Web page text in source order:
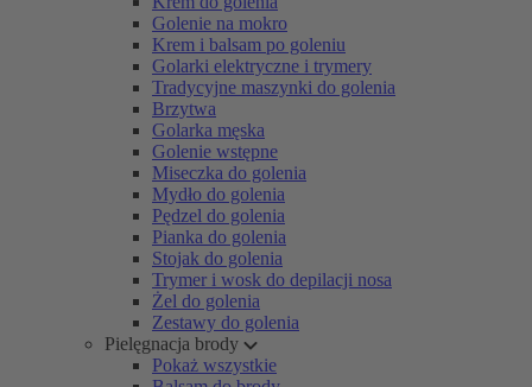
Golenie na mokro
Krem i balsam po goleniu
Golarki elektryczne i trymery
Tradycyjne maszynki do golenia
Brzytwa
Golarka męska
Golenie wstępne
Miseczka do golenia
Mydło do golenia
Pędzel do golenia
Pianka do golenia
Stojak do golenia
Trymer i wosk do depilacji nosa
Żel do golenia
Zestawy do golenia
Pielęgnacja brody
Pokaż wszystkie